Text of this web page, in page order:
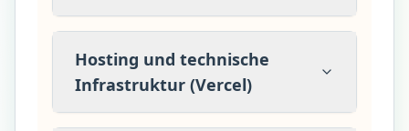
Hosting und technische
Infrastruktur (Vercel)